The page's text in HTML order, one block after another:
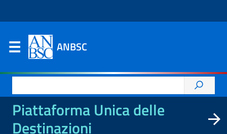
ANBSC
per:
Piattaforma Unica delle
Destinazioni